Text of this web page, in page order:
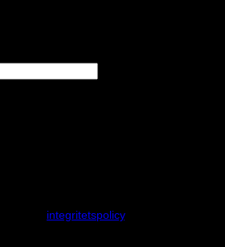
integritetspolicy.